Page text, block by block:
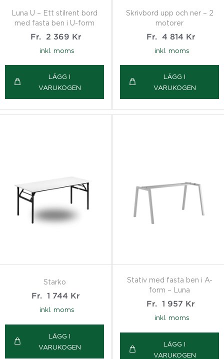
Luna U – Ett stilrent bord
med fasta ben i U-form
Fr.
2 369 Kr
inkl. moms
LÄGG I
VARUKOGEN
Skrivbord upp och ner – 2
motorer
Fr.
4 814 Kr
inkl. moms
LÄGG I
VARUKOGEN
Starko
Fr.
1 744 Kr
inkl. moms
LÄGG I
VARUKOGEN
Stativ med fasta ben i A-
form – Luna
Fr.
1 957 Kr
inkl. moms
LÄGG I
VARUKOGEN